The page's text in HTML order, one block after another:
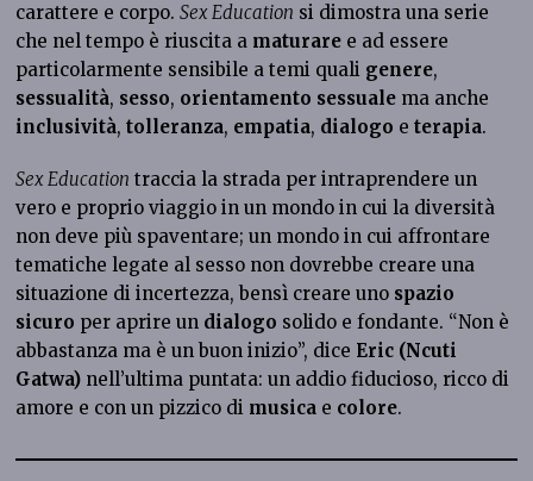
carattere e corpo.Sex Education si dimostra una serie
che nel tempo è riuscita a maturare e ad essere
particolarmente sensibile a temi quali genere,
sessualità, sesso, orientamento sessuale ma anche
inclusività,tolleranza, empatia, dialogo eterapia.
Sex Education traccia la strada per intraprendere un
vero e proprio viaggio in un mondo in cui la diversità
non deve più spaventare; un mondo in cui affrontare
tematiche legate al sesso non dovrebbe creare una
situazione di incertezza, bensì creare uno spazio
sicuro per aprire un dialogo solido e fondante. “Non è
abbastanza ma è un buon inizio”, dice Eric (Ncuti
Gatwa) nell’ultima puntata: un addio fiducioso, ricco di
amore e con un pizzico di musica e colore.